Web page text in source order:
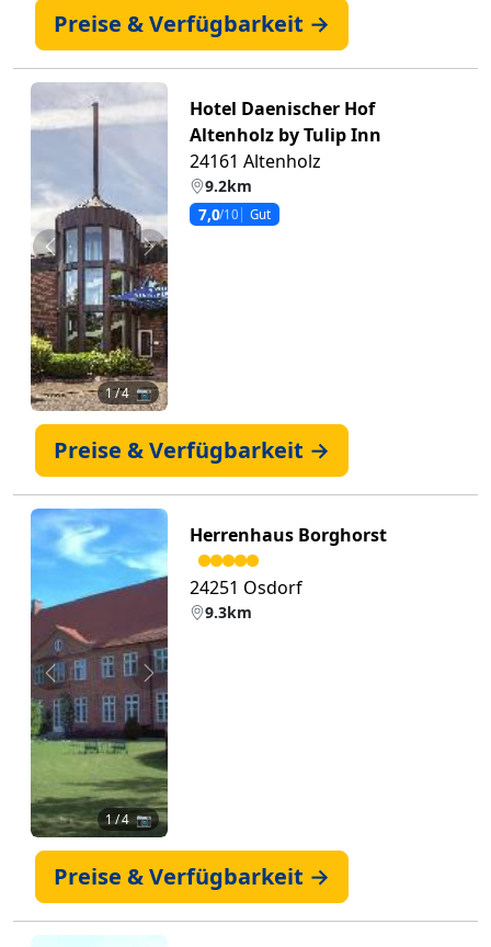
Preise & Verfügbarkeit →
Zurück Weiter
1/ 4 📷
Hotel Daenischer Hof
Altenholz by Tulip Inn
24161 Altenholz
9.2km
7,0/10 Gut
Preise & Verfügbarkeit →
Zurück Weiter
1/ 4 📷
Herrenhaus Borghorst
24251 Osdorf
9.3km
Preise & Verfügbarkeit →